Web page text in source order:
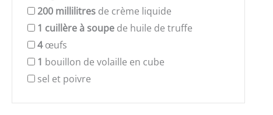
200 millilitres de crème liquide
1 cuillère à soupe de huile de truffe
4œufs
1 bouillon de volaille en cube
sel et poivre